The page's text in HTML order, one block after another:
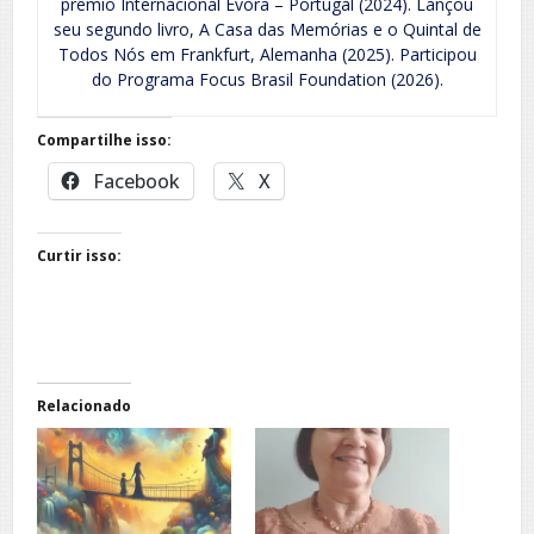
seu segundo livro, A Casa das Memórias e o Quintal de
Todos Nós em Frankfurt, Alemanha (2025). Participou
do Programa Focus Brasil Foundation (2026).
Compartilhe isso:
Facebook X
Curtir isso:
Relacionado